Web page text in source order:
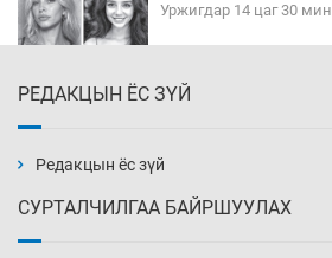
Уржигдар 14 цаг 30 мин
Уржигдар 14 цаг 00 мин
РЕДАКЦЫН ЁС ЗҮЙ
Редакцын ёс зүй
СУРТАЛЧИЛГАА БАЙРШУУЛАХ